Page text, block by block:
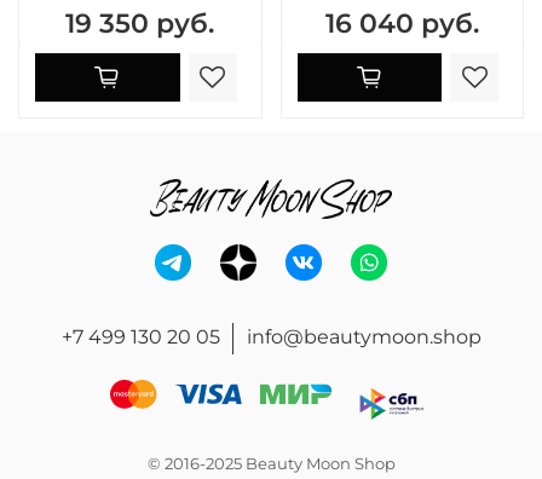
19 350 руб. 16 040 руб.
+7 499 130 20 05 info@beautymoon.shop
© 2016-2025 Beauty Moon Shop